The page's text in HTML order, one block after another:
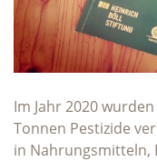
Im Jahr 2020
Tonnen Pestizide
in Nahrungsmitteln,